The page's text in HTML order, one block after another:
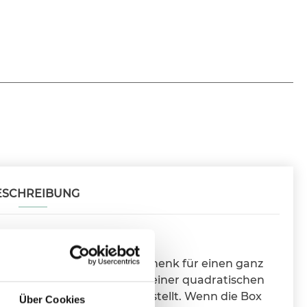
Über Cookies
Satin ist das ideale Geschenk für einen ganz
mit Helium gefüllt und in einer quadratischen
Wunschtermin zugestellt. Wenn die Box